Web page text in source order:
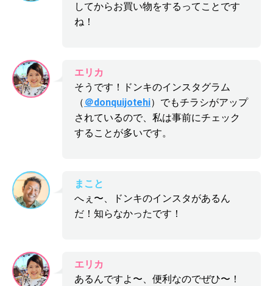
してからお買い物をするってことです
ね！
エリカ
そうです！ドンキのインスタグラム
（ ＠donquijotehi）でもチラシがアップ
されているので、私は事前にチェック
することが多いです。
まこと
へぇ〜、ドンキのインスタがあるん
だ！知らなかったです！
エリカ
あるんですよ〜、便利なのでぜひ〜！